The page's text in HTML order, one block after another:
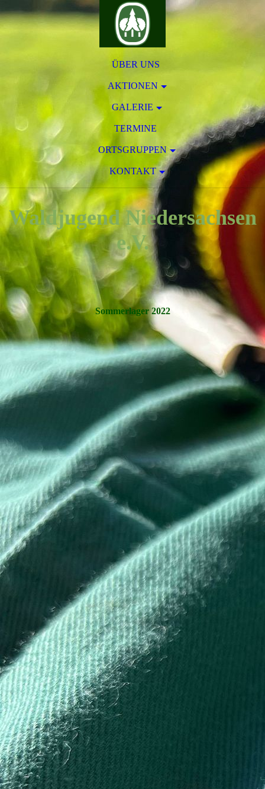
ÜBER UNS
AKTIONEN
GALERIE
TERMINE
ORTSGRUPPEN
KONTAKT
Waldjugend Niedersachsen
e.V.
Sommerlager 2022